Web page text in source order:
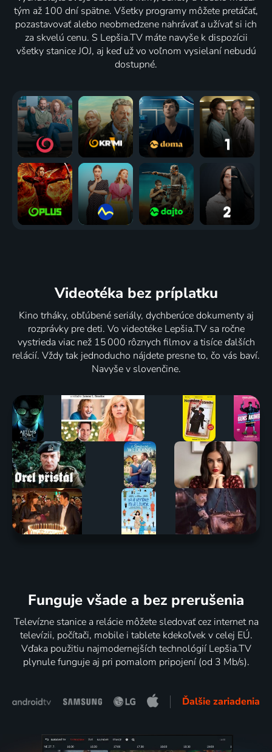
tým až 100 dní spätne. Všetky programy môžete pretáčať,
pozastavovať alebo neobmedzene nahrávať a užívať si ich
za skvelú cenu. S Lepšia.TV máte navyše k dispozícii
všetky stanice JOJ, aj keď už vo voľnom vysielaní nebudú
dostupné.
Videotéka bez príplatku
Kino trháky, obľúbené seriály, dychberúce dokumenty aj
rozprávky pre deti. Vo videotéke Lepšia.TV sa ročne
vystrieda viac než 15 000 rôznych filmov a tisíce ďalších
relácií. Vždy tak jednoducho nájdete presne to, čo vás baví.
Navyše v slovenčine.
Funguje všade a bez prerušenia
Televízne stanice a relácie môžete sledovať cez internet na
televízii, počítači, mobile i tablete kdekoľvek v celej EÚ.
Vďaka použitiu najmodernejších technológií Lepšia.TV
plynule funguje aj pri pomalom pripojení (od 3 Mb/s).
Ďalšie zariadenia